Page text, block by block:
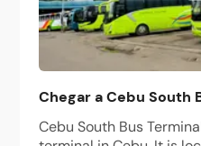
Chegar a Cebu South
Cebu South Bus